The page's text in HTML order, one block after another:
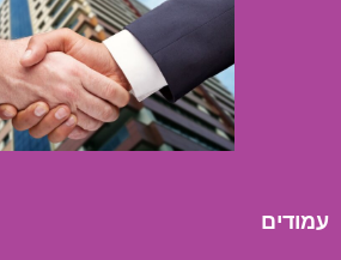
עמודים